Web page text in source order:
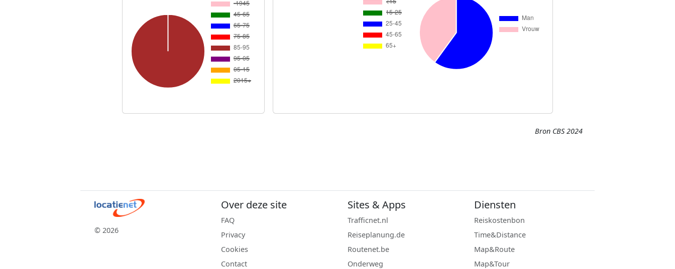
Bron CBS 2024
© 2026
Over deze site
FAQ
Privacy
Cookies
Contact
Sites & Apps
Trafficnet.nl
Reiseplanung.de
Routenet.be
Onderweg
Diensten
Reiskostenbon
Time&Distance
Map&Route
Map&Tour